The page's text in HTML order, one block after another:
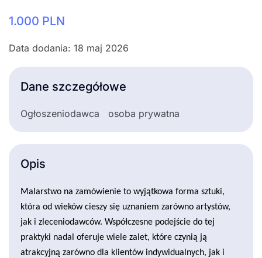
1.000 PLN
Data dodania: 18 maj 2026
Dane szczegółowe
Ogłoszeniodawca osoba prywatna
Opis
Malarstwo na zamówienie to wyjątkowa forma sztuki,
która od wieków cieszy się uznaniem zarówno artystów,
jak i zleceniodawców. Współczesne podejście do tej
praktyki nadal oferuje wiele zalet, które czynią ją
atrakcyjną zarówno dla klientów indywidualnych, jak i